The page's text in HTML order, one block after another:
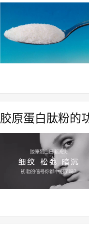
胶原蛋白肽粉的